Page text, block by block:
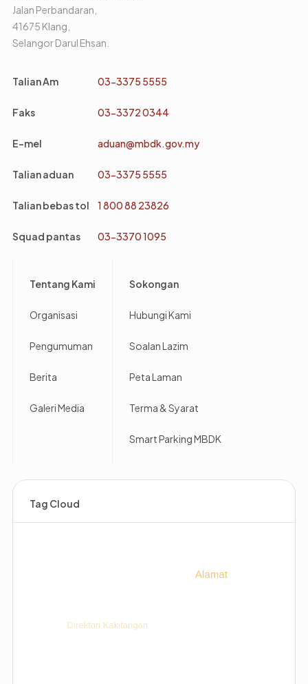
Jalan Perbandaran,
41675 Klang,
Selangor Darul Ehsan.
Talian Am 03-3375 5555
Faks 03-3372 0344
E-mel aduan@mbdk.gov.my
Talian aduan 03-3375 5555
Talian bebas tol 1 800 88 23826
Squad pantas 03-3370 1095
Tentang Kami
Organisasi
Pengumuman
Berita
Galeri Media
Sokongan
Hubungi Kami
Soalan Lazim
Peta Laman
Terma & Syarat
Smart Parking MBDK
Tag Cloud